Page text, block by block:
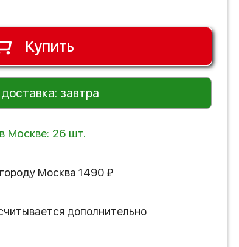
Купить
доставка: завтра
Москве: 26 шт.
Москва 1490 ₽
дополнительно